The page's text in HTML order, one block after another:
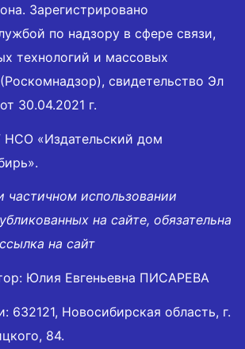
Зарегистрировано
по надзору в сфере связи,
технологий и массовых
свидетельство Эл
30.04.2021 г.
НСО «Издательский дом
использовании
на сайте, обязательна
на сайт
Юлия Евгеньевна ПИСАРЕВА
632121, Новосибирская область, г.
84.